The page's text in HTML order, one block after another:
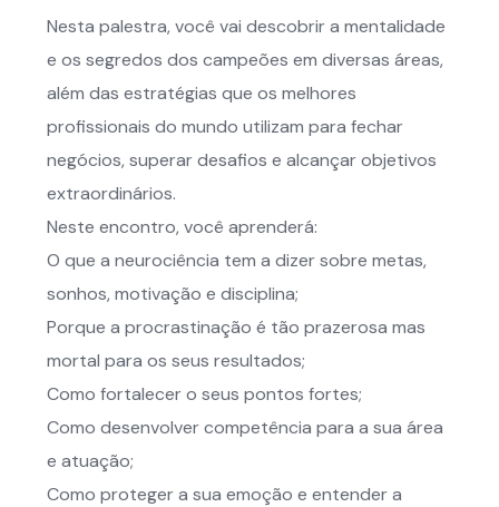
Nesta palestra, você vai descobrir a mentalidade
e os segredos dos campeões em diversas áreas,
além das estratégias que os melhores
profissionais do mundo utilizam para fechar
negócios, superar desafios e alcançar objetivos
extraordinários.
Neste encontro, você aprenderá:
O que a neurociência tem a dizer sobre metas,
sonhos, motivação e disciplina;
Porque a procrastinação é tão prazerosa mas
mortal para os seus resultados;
Como fortalecer o seus pontos fortes;
Como desenvolver competência para a sua área
e atuação;
Como proteger a sua emoção e entender a